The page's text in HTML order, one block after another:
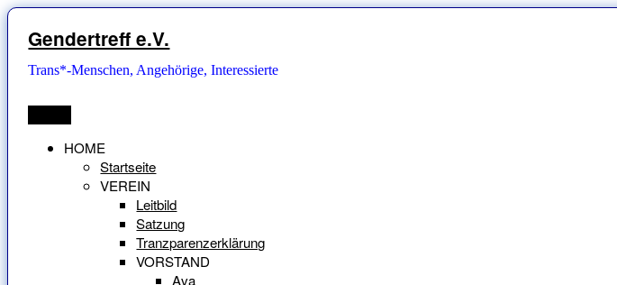
Zum
Inhalt
springen
Gendertreff e.V.
Trans*-Menschen, Angehörige, Interessierte
HOME
Startseite
VEREIN
Leitbild
Satzung
Tranzparenzerklärung
VORSTAND
Ava